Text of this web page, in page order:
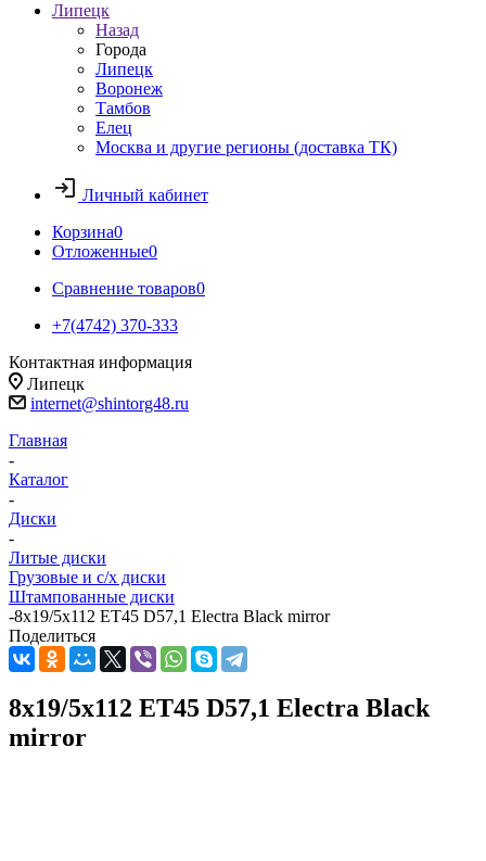
Липецк
Назад
Города
Липецк
Воронеж
Тамбов
Елец
Москва и другие регионы (доставка ТК)
Личный кабинет
Корзина0
Отложенные0
Сравнение товаров0
+7(4742) 370-333
Контактная информация
Липецк
internet@shintorg48.ru
Главная
-
Каталог
-
Диски
-
Литые диски
Грузовые и с/х диски
Штампованные диски
-8x19/5x112 ET45 D57,1 Electra Black mirror
Поделиться
8x19/5x112 ET45 D57,1 Electra Black
mirror